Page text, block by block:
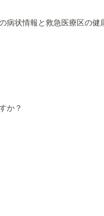
病状情報と救急医療区の健
か？